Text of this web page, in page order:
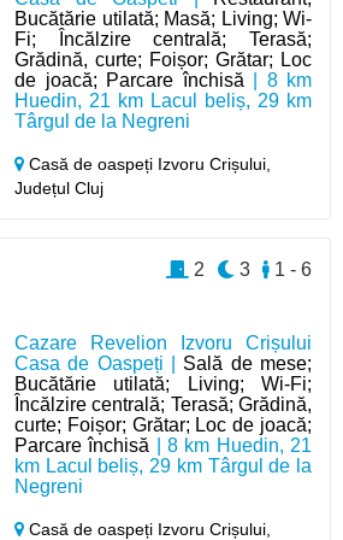
Bucătărie utilată; Masă; Living; Wi-
Fi; Încălzire centrală; Terasă;
Grădină, curte; Foișor; Grătar; Loc
de joacă; Parcare închisă | 8 km
Huedin, 21 km Lacul beliș, 29 km
Târgul de la Negreni
Casă de oaspeți Izvoru Crișului,
Județul Cluj
Cazare Revelion Izvoru Crișului
Casa de Oaspeți | Sală de mese;
Bucătărie utilată; Living; Wi-Fi;
Încălzire centrală; Terasă; Grădină,
curte; Foișor; Grătar; Loc de joacă;
Parcare închisă | 8 km Huedin, 21
km Lacul beliș, 29 km Târgul de la
Negreni
Casă de oaspeți Izvoru Crișului,
1 - 6
3
2